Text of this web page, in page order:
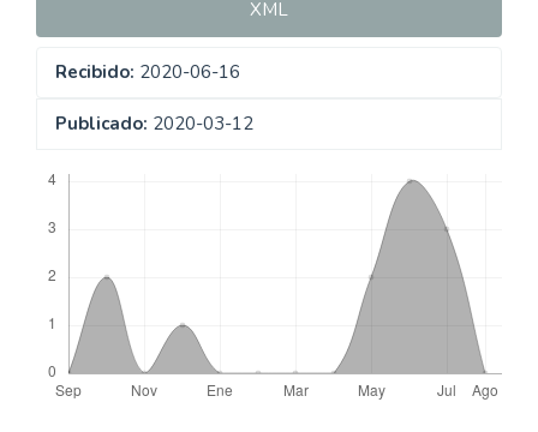
XML
Recibido: 2020-06-16
Publicado: 2020-03-12